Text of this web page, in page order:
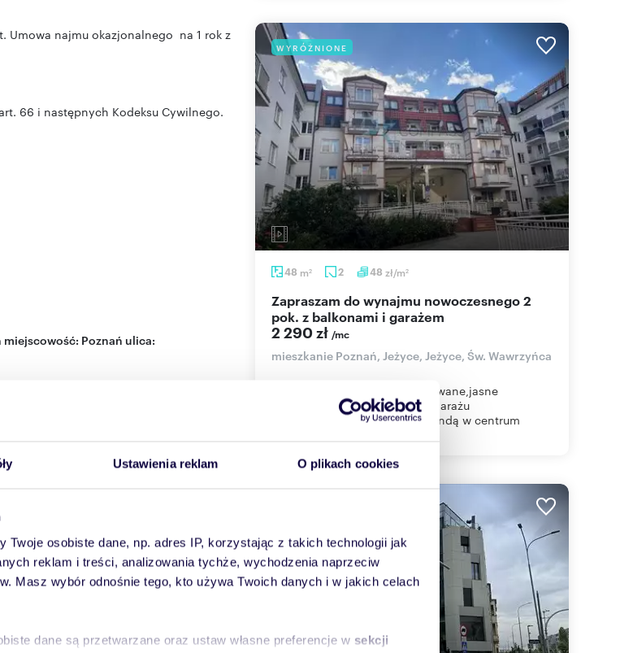
Ustawienia reklam O plikach cookies
Twoje osobiste dane, np. adres IP, korzystając z takich technologii jak
reklam i treści, analizowania tychże, wychodzenia naprzeciw
Masz wybór odnośnie tego, kto używa Twoich danych i w jakich celach
dane są przetwarzane oraz ustaw własne preferencje w sekcji
Umowa najmu okazjonalnego na 1 rok z
66 i następnych Kodeksu Cywilnego.
miejscowość: Poznań ulica:
WYRÓŻNIONE
48 m2 2 48 zł/m2
Zapraszam do wynajmu nowoczesnego 2
pok. z balkonami i garażem
2 290 zł /mc
mieszkanie Poznań, Jeżyce, Jeżyce, Św. Wawrzyńca
Świeżo odmalowane i umeblowane,jasne
2pok./ok.48m2 z miejscem w garażu
podziemnym,z 2 balkonami,windą w centrum